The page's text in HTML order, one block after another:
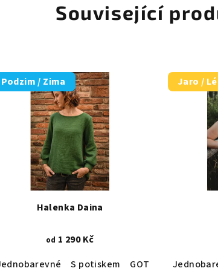
Související
Vyšívané
Podzim / Zima
Halenka Daina
od 1 290 Kč
S potiskem
GOTS certifikace
Jaro /